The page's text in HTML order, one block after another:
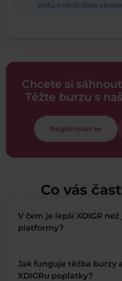
slotu (nikoli data
Chcete si
Těžte burzu s
Registrovat se
Co vás
V čem je lepší XDIGR
platformy?
Jak funguje těžba burzy
XDIGRu poplatky?